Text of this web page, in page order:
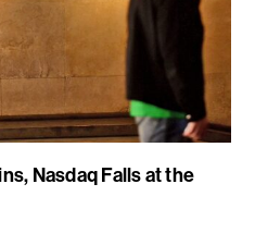
Nasdaq Falls at the